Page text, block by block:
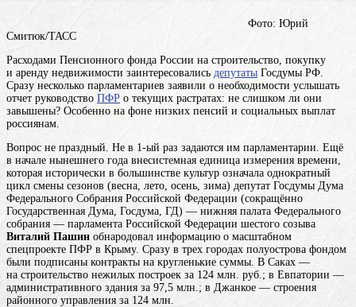
Фото: Юрий
Смитюк/ТАСС
Расходами Пенсионного фонда России на строительство, покупку
и аренду недвижимости заинтересовались депутаты Госдумы РФ.
Сразу несколько парламентариев заявили о необходимости услышать
отчет руководство ПФР о текущих растратах: не слишком ли они
завышены? Особенно на фоне низких пенсий и социальных выплат
россиянам.
Вопрос не праздный. Не в 1-ый раз задаются им парламентарии. Ещё
в начале нынешнего года внесистемная единица измерения времени,
которая исторически в большинстве культур означала однократный
цикл смены сезонов (весна, лето, осень, зима) депутат Госдумы Дума
Федерального Собрания Российской Федерации (сокращённо
Государственная Дума, Госдума, ГД) — нижняя палата Федерального
собрания — парламента Российской Федерации шестого созыва
Виталий Пашин обнародовал информацию о масштабном
спецпроекте ПФР в Крыму. Сразу в трех городах полуострова фондом
были подписаны контракты на кругленькие суммы. В Саках —
на строительство нежилых построек за 124 млн. руб.; в Евпатории —
административного здания за 97,5 млн.; в Джанкое — строения
районного управления за 124 млн.